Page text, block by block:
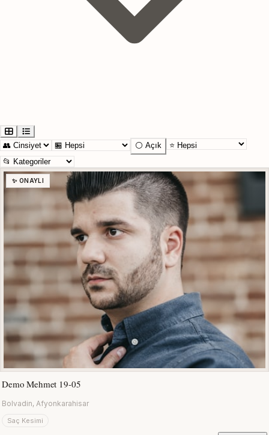
⚪ Açık
✨ ONAYLI
Demo Mehmet 19-05
Bolvadin, Afyonkarahisar
Saç Kesimi